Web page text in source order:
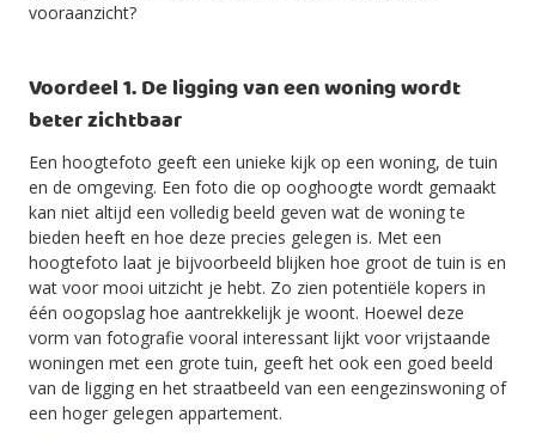
vooraanzicht?
Voordeel 1. De ligging van een woning wordt
beter zichtbaar
Een hoogtefoto geeft een unieke kijk op een woning, de tuin
en de omgeving. Een foto die op ooghoogte wordt gemaakt
kan niet altijd een volledig beeld geven wat de woning te
bieden heeft en hoe deze precies gelegen is. Met een
hoogtefoto laat je bijvoorbeeld blijken hoe groot de tuin is en
wat voor mooi uitzicht je hebt. Zo zien potentiële kopers in
één oogopslag hoe aantrekkelijk je woont. Hoewel deze
vorm van fotografie vooral interessant lijkt voor vrijstaande
woningen met een grote tuin, geeft het ook een goed beeld
van de ligging en het straatbeeld van een eengezinswoning of
een hoger gelegen appartement.